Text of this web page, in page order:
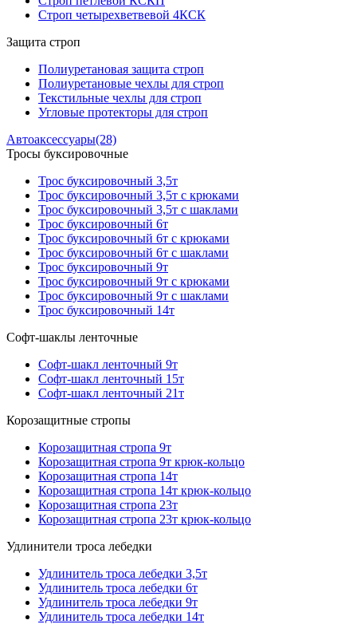
Строп четырехветвевой 4КСК
Защита строп
Полиуретановая защита строп
Полиуретановые чехлы для строп
Текстильные чехлы для строп
Угловые протекторы для строп
Автоаксессуары(28)
Тросы буксировочные
Трос буксировочный 3,5т
Трос буксировочный 3,5т с крюками
Трос буксировочный 3,5т с шаклами
Трос буксировочный 6т
Трос буксировочный 6т с крюками
Трос буксировочный 6т с шаклами
Трос буксировочный 9т
Трос буксировочный 9т с крюками
Трос буксировочный 9т с шаклами
Трос буксировочный 14т
Софт-шаклы ленточные
Софт-шакл ленточный 9т
Софт-шакл ленточный 15т
Софт-шакл ленточный 21т
Корозащитные стропы
Корозащитная стропа 9т
Корозащитная стропа 9т крюк-кольцо
Корозащитная стропа 14т
Корозащитная стропа 14т крюк-кольцо
Корозащитная стропа 23т
Корозащитная стропа 23т крюк-кольцо
Удлинители троса лебедки
Удлинитель троса лебедки 3,5т
Удлинитель троса лебедки 6т
Удлинитель троса лебедки 9т
Удлинитель троса лебедки 14т